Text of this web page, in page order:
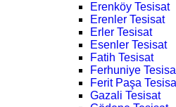
Erenköy Tesisat
Erenler Tesisat
Erler Tesisat
Esenler Tesisat
Fatih Tesisat
Ferhuniye
Ferit Paşa
Gazali Tesisat